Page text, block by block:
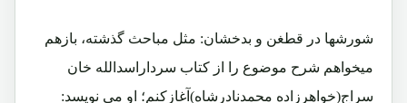
شورشها در قطغن و بدخشان: مثل مباحث گذشته، بازهم
میخواهم شرح موضوع را از کتاب سرداراسدالله خان
سراج(خواهرزاده محمدنادرشاه)آغازکنم؛ او می نویسد: